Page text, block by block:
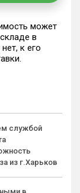
может
в
к его
службой
из г.Харьков